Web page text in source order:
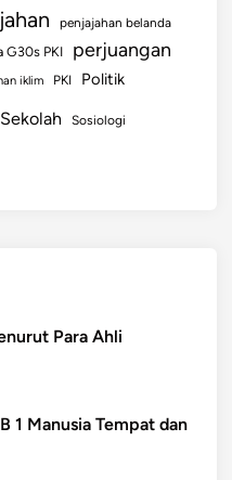
penjajahan belanda
G30s PKI perjuangan
iklim PKI Politik
Sekolah Sosiologi
Para Ahli
1 Manusia Tempat dan